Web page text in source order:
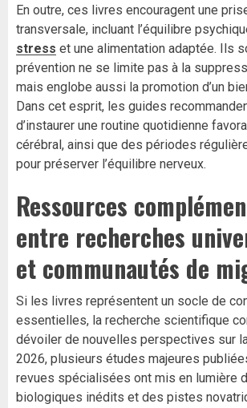
En outre, ces livres encouragent une
transversale, incluant l’équilibre
stress et une alimentation adaptée. Ils
prévention ne se limite pas à la
mais englobe aussi la promotion d’un
Dans cet esprit, les guides
d’instaurer une routine quotidienne
cérébral, ainsi que des périodes
pour préserver l’équilibre nerveux.
Ressources
entre recherches
et communautés de
Si les livres représentent un socle de
essentielles, la recherche scientifique
dévoiler de nouvelles perspectives sur
2026, plusieurs études majeures
revues spécialisées ont mis en lumière
biologiques inédits et des pistes